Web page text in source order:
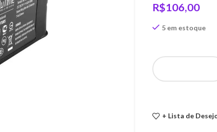
R$106,00
5 em estoque
+ Lista de